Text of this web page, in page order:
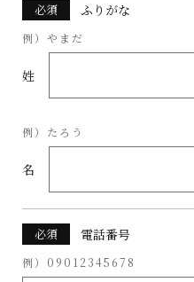
必須 ふりがな
例）やまだ
姓
例）たろう
名
必須 電話番号
例）09012345678